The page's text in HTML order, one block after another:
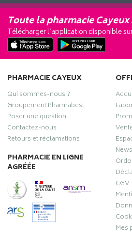
Toute la pharmacie
Télécharger l’application disponible
PHARMACIE CAYEUX
Qui sommes-nous ?
Groupement Pharmabest
Poser une question
Contactez-nous
Retours et réclamations
PHARMACIE EN LIGNE
AGRÉÉE
CGV
Mes